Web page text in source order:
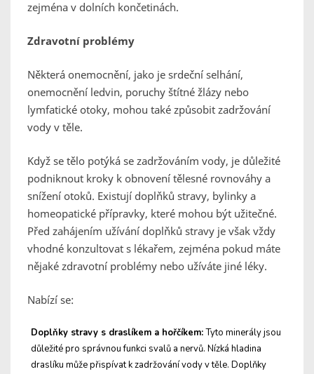
zejména v dolních končetinách.
Zdravotní problémy
Některá onemocnění, jako je srdeční selhání,
onemocnění ledvin, poruchy štítné žlázy nebo
lymfatické otoky, mohou také způsobit zadržování
vody v těle.
Když se tělo potýká se zadržováním vody, je důležité
podniknout kroky k obnovení tělesné rovnováhy a
snížení otoků. Existují doplňků stravy, bylinky a
homeopatické přípravky, které mohou být užitečné.
Před zahájením užívání doplňků stravy je však vždy
vhodné konzultovat s lékařem, zejména pokud máte
nějaké zdravotní problémy nebo užíváte jiné léky.
Nabízí se:
Doplňky stravy s draslíkem a hořčíkem:Tyto minerály jsou
důležité pro správnou funkci svalů a nervů. Nízká hladina
draslíku může přispívat k zadržování vody v těle. Doplňky